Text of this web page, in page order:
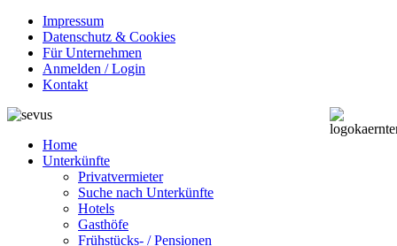
Impressum
Datenschutz & Cookies
Für Unternehmen
Anmelden / Login
Kontakt
Home
Unterkünfte
Privatvermieter
Suche nach Unterkünfte
Hotels
Gasthöfe
Frühstücks- / Pensionen